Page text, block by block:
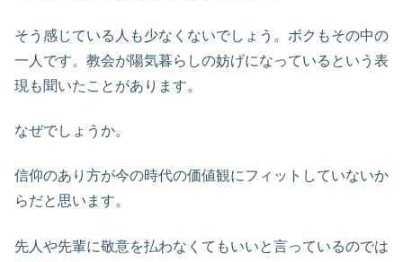
そう感じている人も少なくないでしょう。ボクもその中の
一人です。教会が陽気暮らしの妨げになっているという表
現も聞いたことがあります。
なぜでしょうか。
信仰のあり方が今の時代の価値観にフィットしていないか
らだと思います。
先人や先輩に敬意を払わなくてもいいと言っているのでは